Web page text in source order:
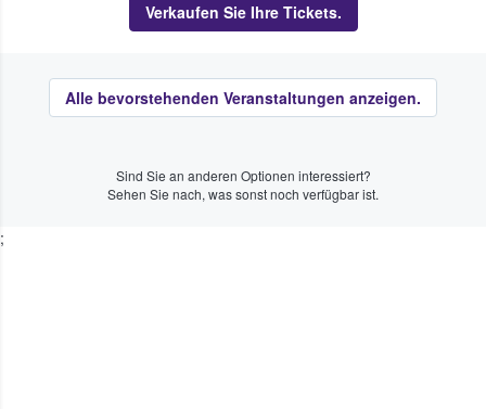
Verkaufen Sie Ihre Tickets.
Alle bevorstehenden Veranstaltungen anzeigen.
Sind Sie an anderen Optionen interessiert?
Sehen Sie nach, was sonst noch verfügbar ist.
;